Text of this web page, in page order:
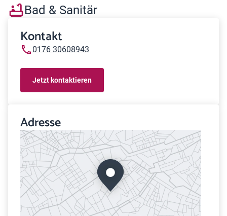
Bad & Sanitär
Kontakt
0176 30608943
Jetzt kontaktieren
Adresse